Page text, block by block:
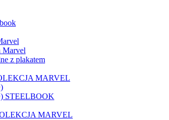
Marvel
z plakatem
MARVEL
STEELBOOK
MARVEL